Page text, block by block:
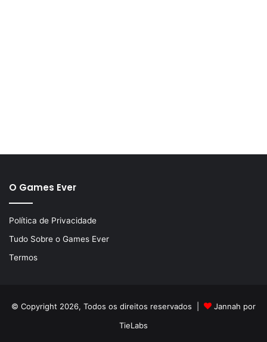
O Games Ever
Política de Privacidade
Tudo Sobre o Games Ever
Termos
© Copyright 2026, Todos os direitos reservados |
Jannah por
TieLabs